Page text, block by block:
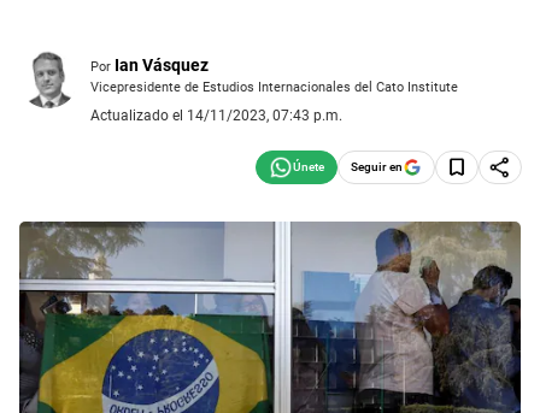
Por Ian Vásquez
Vicepresidente de Estudios Internacionales del Cato Institute
Actualizado el 14/11/2023, 07:43 p.m.
Seguir en